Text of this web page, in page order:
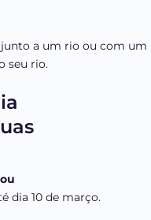
a um rio ou com um
seu rio.
dia 10 de março.